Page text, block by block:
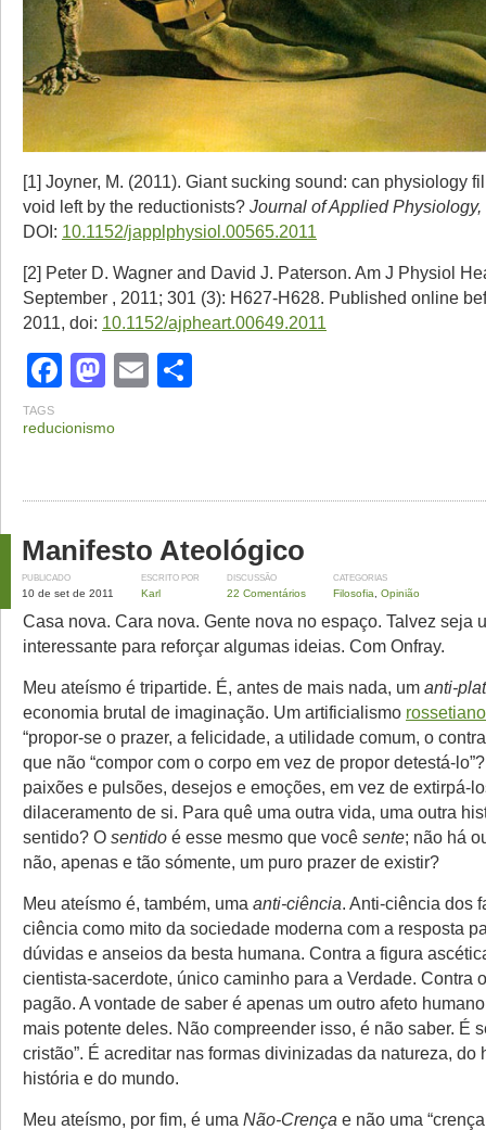
[1] Joyner, M. (2011). Giant sucking sound: can physiology
void left by the reductionists? Journal of Applied Physiology,
DOI: 10.1152/japplphysiol.00565.2011
[2] Peter D. Wagner and David J. Paterson. Am J Physiol
September , 2011; 301 (3): H627-H628. Published online
2011, doi: 10.​1152/​ajpheart.​00649.​2011
Facebook
Mastodon
Email
TAGS
reducionismo
Manifesto Ateológico
PUBLICADO
10 de set de 2011
ESCRITO POR
Karl
DISCUSSÃO
22 Comentários
CATEGORIAS
Filosofia Opinião
Casa nova. Cara nova. Gente nova no espaço. Talvez seja
interessante para reforçar algumas ideias. Com Onfray.
Meu ateísmo é tripartide. É, antes de mais nada, um anti-
economia brutal de imaginação. Um artificialismo rossetiano
“propor-se o prazer, a felicidade, a utilidade comum, o
que não “compor com o corpo em vez de propor detestá-
paixões e pulsões, desejos e emoções, em vez de extirpá-
dilaceramento de si. Para quê uma outra vida, uma outra
sentido? O sentido é esse mesmo que você sente; não há
não, apenas e tão sómente, um puro prazer de existir?
Meu ateísmo é, também, uma anti-ciência. Anti-ciência dos
ciência como mito da sociedade moderna com a resposta
dúvidas e anseios da besta humana. Contra a figura
cientista-sacerdote, único caminho para a Verdade. Contra
pagão. A vontade de saber é apenas um outro afeto
mais potente deles. Não compreender isso, é não saber. É
cristão”. É acreditar nas formas divinizadas da natureza, do
história e do mundo.
Meu ateísmo, por fim, é uma Não-Crença e não uma